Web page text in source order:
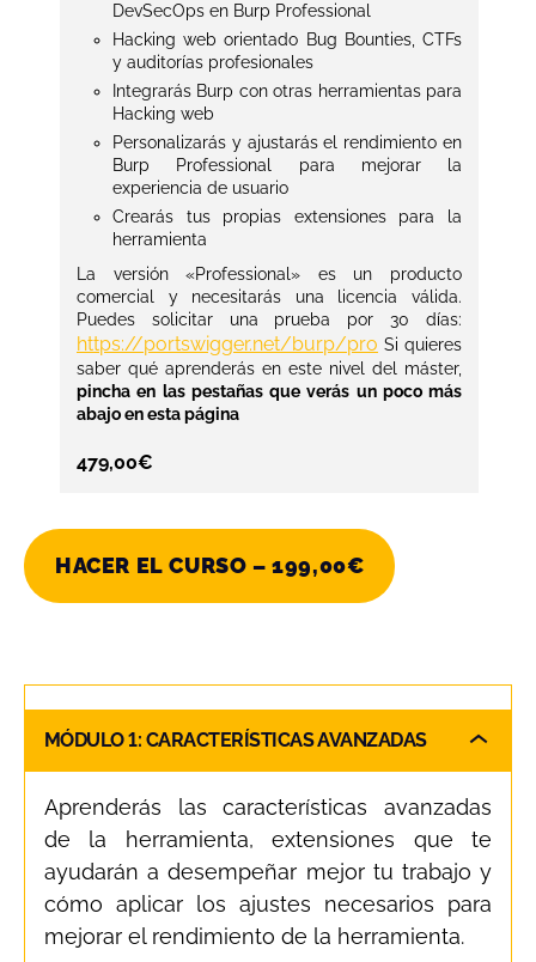
DevSecOps en Burp Professional
Hacking web orientado Bug Bounties, CTFs
y auditorías profesionales
Integrarás Burp con otras herramientas para
Hacking web
Personalizarás y ajustarás el rendimiento en
Burp Professional para mejorar la
experiencia de usuario
Crearás tus propias extensiones para la
herramienta
La versión «Professional» es un producto
comercial y necesitarás una licencia válida.
Puedes solicitar una prueba por 30 días:
https://portswigger.net/burp/pro Si quieres
saber qué aprenderás en este nivel del máster,
pincha en las pestañas que verás un poco más
abajo en esta página
479,00€
HACER EL CURSO –199,00€
MÓDULO 1: CARACTERÍSTICAS AVANZADAS
Aprenderás las características avanzadas
de la herramienta, extensiones que te
ayudarán a desempeñar mejor tu trabajo y
cómo aplicar los ajustes necesarios para
mejorar el rendimiento de la herramienta.